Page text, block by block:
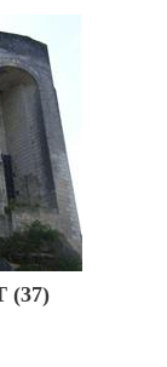
(37)